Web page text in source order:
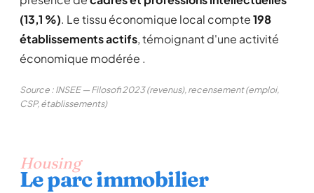
(13,1 %). Le tissu économique local compte198
établissements actifs, témoignant d'une activité
économique modérée .
Source : INSEE — Filosofi 2023 (revenus), recensement (emploi,
CSP, établissements)
Housing
Le parc immobilier